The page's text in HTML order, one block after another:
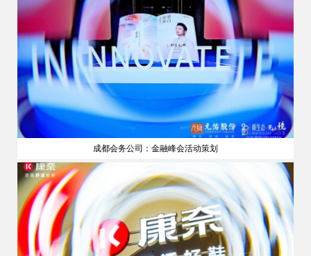
成都会务公司：金融峰会活动策划